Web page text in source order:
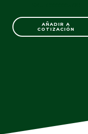
AÑADIR A
COTIZACIÓN